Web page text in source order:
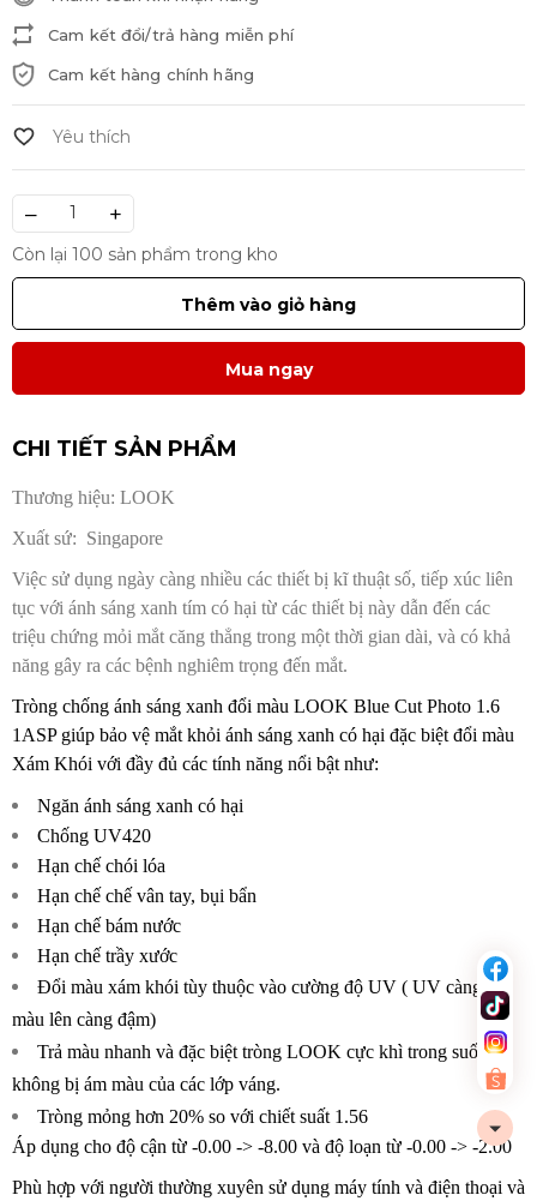
Cam kết đổi/trả hàng miễn phí
Cam kết hàng chính hãng
– +
Còn lại 100 sản phẩm trong kho
Thêm vào giỏ hàng
Mua ngay
CHI TIẾT SẢN PHẨM
Thương hiệu: LOOK
Xuất sứ: Singapore
Việc sử dụng ngày càng nhiều các thiết bị kĩ thuật số, tiếp xúc liên
tục với ánh sáng xanh tím có hại từ các thiết bị này dẫn đến các
triệu chứng mỏi mắt căng thẳng trong một thời gian dài, và có khả
năng gây ra các bệnh nghiêm trọng đến mắt.
Tròng chống ánh sáng xanh đổi màu LOOK Blue Cut Photo 1.6
1ASP giúp bảo vệ mắt khỏi ánh sáng xanh có hại đặc biệt đổi màu
Xám Khói với đầy đủ các tính năng nổi bật như:
Ngăn ánh sáng xanh có hại
Chống UV420
Hạn chế chói lóa
Hạn chế chế vân tay, bụi bẩn
Hạn chế bám nước
Hạn chế trầy xước
Đổi màu xám khói tùy thuộc vào cường độ UV ( UV càng cao
màu lên càng đậm)
Trả màu nhanh và đặc biệt tròng LOOK cực khì trong suốt,
không bị ám màu của các lớp váng.
Tròng mỏng hơn 20% so với chiết suất 1.56
Áp dụng cho độ cận từ -0.00 -> -8.00 và độ loạn từ -0.00 -> -2.00
Phù hợp với người thường xuyên sử dụng máy tính và điện thoại và